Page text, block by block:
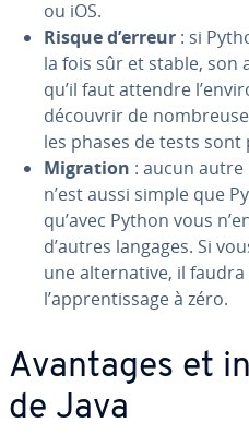
ou iOS.
Risque d’erreur : si
la fois sûr et stable,
qu’il faut attendre
découvrir de
les phases de tests
Migration : aucun
n’est aussi simple que
qu’avec Python vous
d’autres langages. Si
une al­ter­na­tive, il
l’ap­pren­tis­sage à zéro.
Avantages et
de Java